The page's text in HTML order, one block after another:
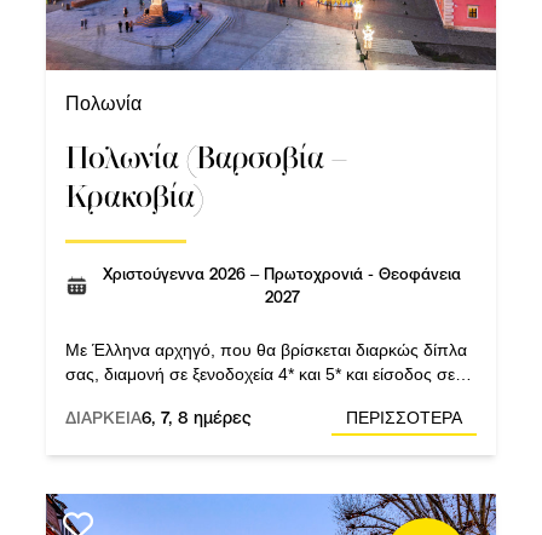
Πολωνία
Πολωνία (Βαρσοβία –
Κρακοβία)
Χριστούγεννα 2026 – Πρωτοχρονιά - Θεοφάνεια
2027
Με Έλληνα αρχηγό, που θα βρίσκεται διαρκώς δίπλα
σας, διαμονή σε ξενοδοχεία 4* και 5* και είσοδος σε
ΔΙΑΡΚΕΙΑ6, 7, 8 ημέρες ΠΕΡΙΣΣΟΤΕΡΑ